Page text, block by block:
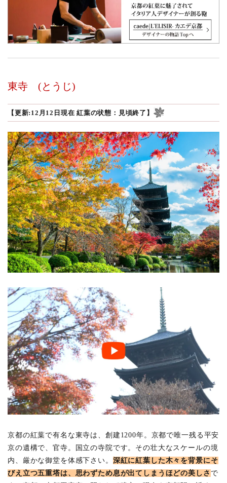
東寺 (とうじ)
【更新:12月12日現在 紅葉の状態：見頃終了】
京都の紅葉で有名な東寺は、創建1200年。京都で唯一残る平安
京の遺構で、官寺。国立の寺院です。その壮大なスケールの境
内、厳かな御堂を体感下さい。 深紅に紅葉した木々を背景にそ
びえ立つ五重塔は、思わずため息が出てしまうほどの美しさ で